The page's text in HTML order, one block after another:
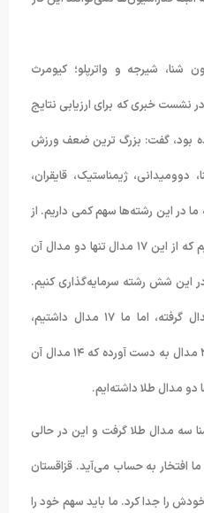
شنا، شیرجه و واترپلو؛ کیومرث
خبری که برای ارزیابی نتایج
بود، گفت: بزرگ ‌ترین ضعف ورزش
ژیمناستیک، قایقران،
در این رشته‌ها سهم کمی داریم. از
۱۹۶ مدال موجود ما ۱۷ مدال گرفتیم که از این ۱۷ مدال تنها دو مدال آن
این شش رشته سرمایه‌گذاری کنیم.
کره جنوبی از این رشته‌ها ۷۷ مدال گرفته، اما ما ۱۷ مدال داشتیم،
قزاقستان نیز در این شش رشته ۳۵ مدال به دست آورده که ۱۴ مدال آن
دو مدال طلا داشته‌ایم.
سه مدال طلا گرفت و این در حالی
افتخار به حساب می‌آید. قزاقستان
را جدا کرد. ما باید سهم خود را